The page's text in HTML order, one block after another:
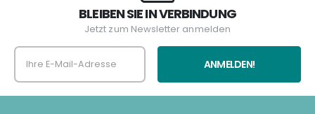
BLEIBEN SIE IN VERBINDUNG
Jetzt zum Newsletter anmelden